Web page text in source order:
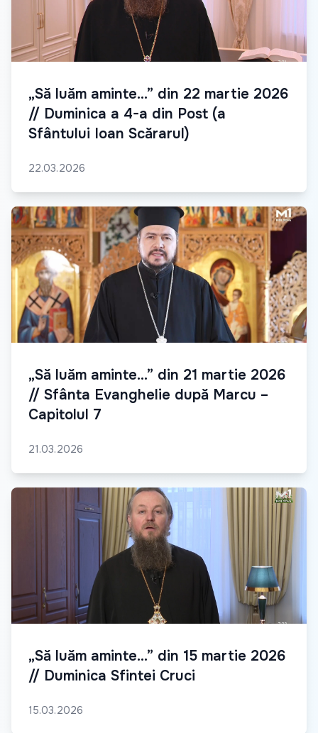
„Să luăm aminte...” din 22 martie 2026
// Duminica a 4-a din Post (a
Sfântului Ioan Scărarul)
22.03.2026
„Să luăm aminte...” din 21 martie 2026
// Sfânta Evanghelie după Marcu –
Capitolul 7
21.03.2026
„Să luăm aminte...” din 15 martie 2026
// Duminica Sfintei Cruci
15.03.2026